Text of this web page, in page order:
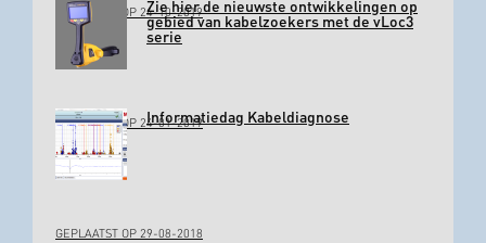
GEPLAATST OP 24-10-2019Zie hier de nieuwste ontwikkelingen op
gebied van kabelzoekers met de vLoc3
serie
GEPLAATST OP 24-01-2019Informatiedag Kabeldiagnose
GEPLAATST OP 29-08-2018